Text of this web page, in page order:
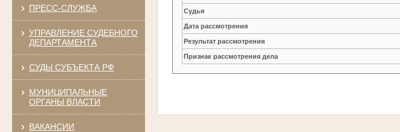
ПРЕСС-СЛУЖБА
УПРАВЛЕНИЕ СУДЕБНОГО
ДЕПАРТАМЕНТА
СУДЫ СУБЪЕКТА РФ
МУНИЦИПАЛЬНЫЕ
ОРГАНЫ ВЛАСТИ
ВАКАНСИИ
Судья
Дата рассмотрения
Результат рассмотрения
Признак рассмотрения дела